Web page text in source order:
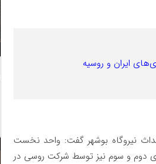
ایران و روسیه
نیروگاه بوشهر گفت: واحد نخست
دوم و سوم نیز توسط شرکت روسی در